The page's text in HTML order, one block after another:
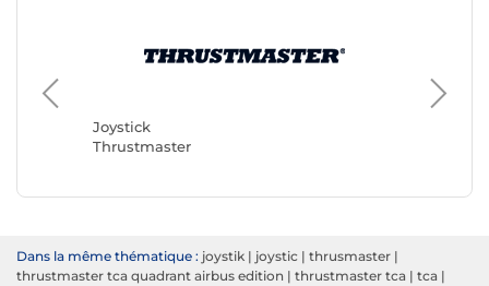
Joystick
Thrustmaster
Joystick
Moza
Dans la même thématique : joystik | joystic | thrusmaster |
thrustmaster tca quadrant airbus edition | thrustmaster tca | tca |